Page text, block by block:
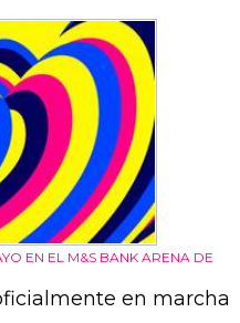
EN EL M&S BANK ARENA DE
en marcha